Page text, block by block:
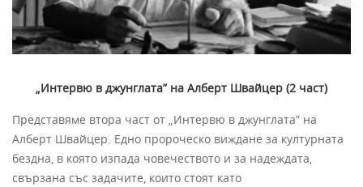
„Интервю в джунглата” на Алберт Швайцер (2 част)
Представяме втора част от „Интервю в джунглата” на
Алберт Швайцер. Едно пророческо виждане за културната
бездна, в която изпада човечеството и за надеждата,
свързана със задачите, които стоят като